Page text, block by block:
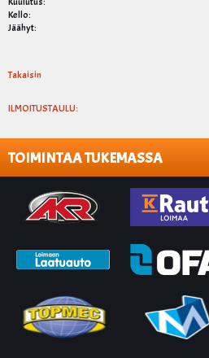
Kello:
Jäähyt:
Takaisin
ILMOITUSTAULU:
TOIMINTAA TUKEMASSA